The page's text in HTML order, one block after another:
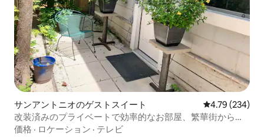
サンアントニオのゲストスイート レビュー234
4.79 (234)
改装済みのプライベートで効率的なお部屋、繁華街から数
分
価格 · ロケーション · テレビ